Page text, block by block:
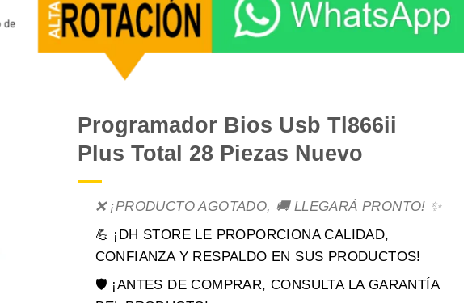
Programador Bios Usb Tl866ii
Plus Total 28 Piezas Nuevo
❌ ¡PRODUCTO AGOTADO, 🚚 LLEGARÁ PRONTO! ✨
💪 ¡DH STORE LE PROPORCIONA CALIDAD,
CONFIANZA Y RESPALDO EN SUS PRODUCTOS!
🛡️ ¡ANTES DE COMPRAR, CONSULTA LA GARANTÍA